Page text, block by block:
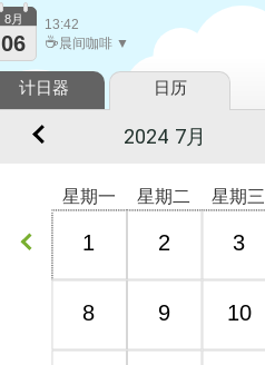
8月
06
13:42
☕晨间咖啡 ▼
计日器 日历
星期一 星期二 星期三
1 2 3
8 9 10